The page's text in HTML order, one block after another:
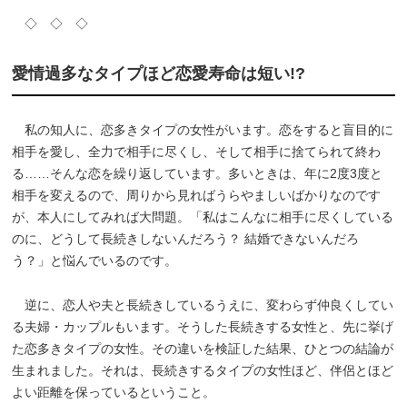
◇ ◇ ◇
愛情過多なタイプほど恋愛寿命は短い!?
私の知人に、恋多きタイプの女性がいます。恋をすると盲目的に
相手を愛し、全力で相手に尽くし、そして相手に捨てられて終わ
る……そんな恋を繰り返しています。多いときは、年に2度3度と
相手を変えるので、周りから見ればうらやましいばかりなのです
が、本人にしてみれば大問題。「私はこんなに相手に尽くしている
のに、どうして長続きしないんだろう？ 結婚できないんだろ
う？」と悩んでいるのです。
逆に、恋人や夫と長続きしているうえに、変わらず仲良くしてい
る夫婦・カップルもいます。そうした長続きする女性と、先に挙げ
た恋多きタイプの女性。その違いを検証した結果、ひとつの結論が
生まれました。それは、長続きするタイプの女性ほど、伴侶とほど
よい距離を保っているということ。